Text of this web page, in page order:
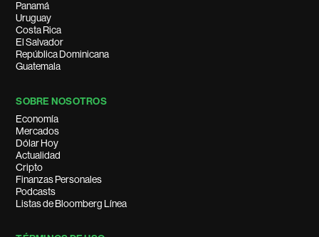
Panamá
Uruguay
Costa Rica
El Salvador
República Dominicana
Guatemala
SOBRE NOSOTROS
Economía
Mercados
Dólar Hoy
Actualidad
Cripto
Finanzas Personales
Podcasts
Listas de Bloomberg Línea